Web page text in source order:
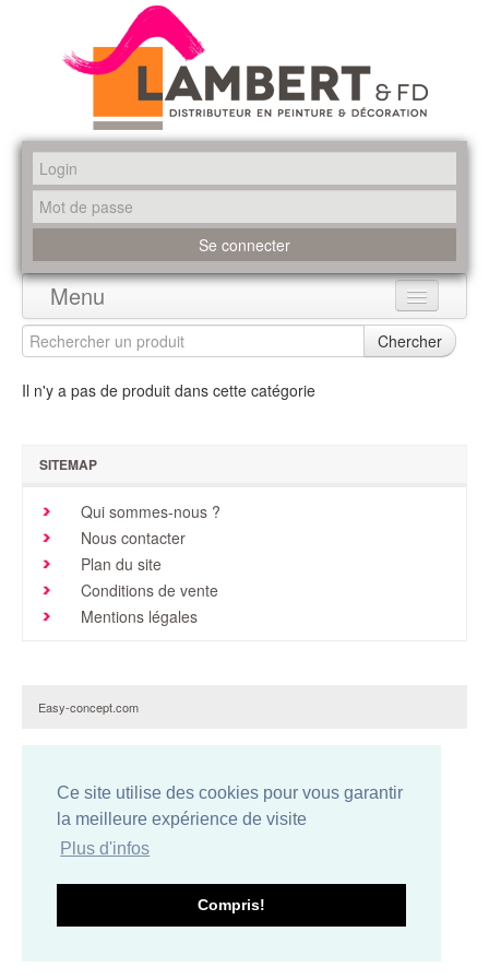
Ce site utilise des cookies pour vous garantir
la meilleure expérience de visite
Plus d'infos
Compris!
Menu
Accueil
Produits
Promotions
Brochures & Tarifs
Actualités
Dépôts
Chercher
Il n'y a pas de produit dans cette catégorie
SITEMAP
Qui sommes-nous ?
Nous contacter
Plan du site
Conditions de vente
Mentions légales
Easy-concept.com